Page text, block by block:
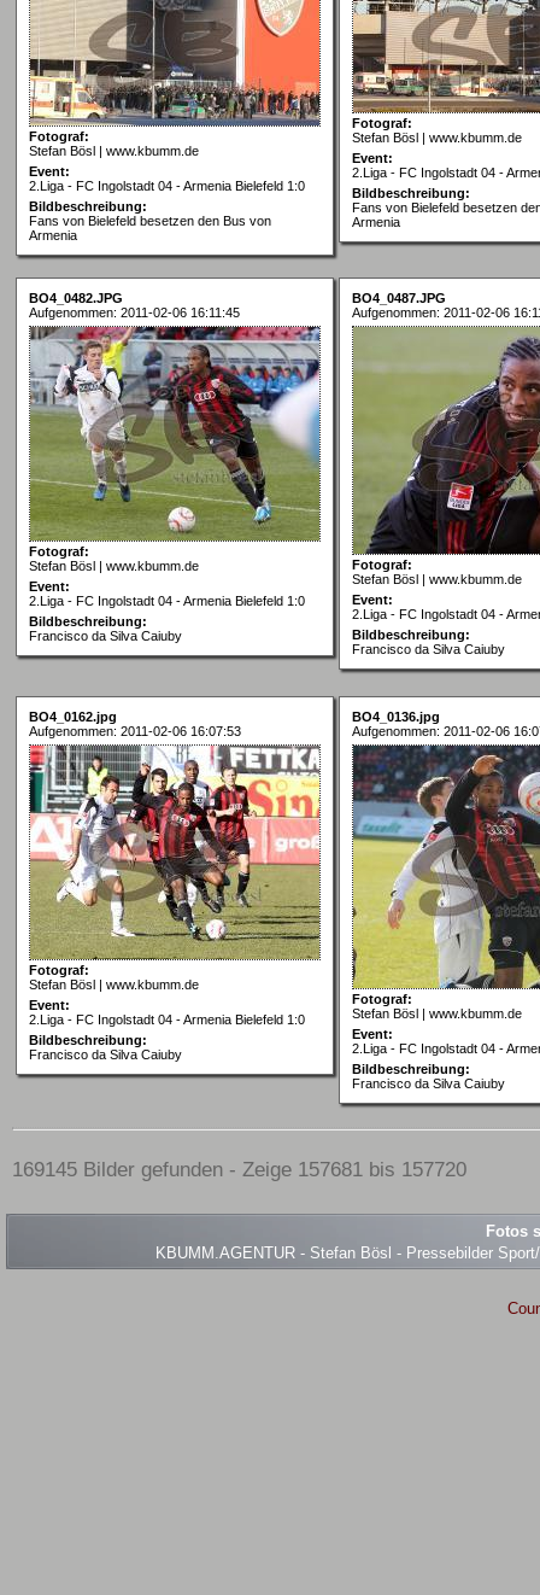
Fotograf:
Stefan Bösl | www.kbumm.de
Event:
2.Liga - FC Ingolstadt 04 - Armenia Bielefeld 1:0
Bildbeschreibung:
Fans von Bielefeld besetzen den Bus von
Armenia
Fotograf:
Stefan Bösl | www.kbumm.de
Event:
2.Liga - FC Ingolstadt 04 -
Bildbeschreibung:
Fans von Bielefeld besetzen
Armenia
BO4_0482.JPG
Aufgenommen: 2011-02-06 16:11:45
Fotograf:
Stefan Bösl | www.kbumm.de
Event:
2.Liga - FC Ingolstadt 04 - Armenia Bielefeld 1:0
Bildbeschreibung:
Francisco da Silva Caiuby
BO4_0487.JPG
Aufgenommen: 2011-02-06
Fotograf:
Stefan Bösl | www.kbumm.de
Event:
2.Liga - FC Ingolstadt 04 -
Bildbeschreibung:
Francisco da Silva Caiuby
BO4_0162.jpg
Aufgenommen: 2011-02-06 16:07:53
Fotograf:
Stefan Bösl | www.kbumm.de
Event:
2.Liga - FC Ingolstadt 04 - Armenia Bielefeld 1:0
Bildbeschreibung:
Francisco da Silva Caiuby
BO4_0136.jpg
Aufgenommen: 2011-02-06
Fotograf:
Stefan Bösl | www.kbumm.de
Event:
2.Liga - FC Ingolstadt 04 -
Bildbeschreibung:
Francisco da Silva Caiuby
169145 Bilder gefunden - Zeige 157681 bis 157720
Fotos
KBUMM.AGENTUR - Stefan Bösl - Pressebilder